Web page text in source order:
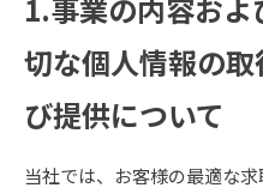
1.事業の内容お
切な個人情報の
び提供について
当社では、お客様の最適な